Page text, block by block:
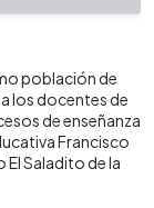
población de
los docentes de
de enseñanza
Francisco
El Saladito de la